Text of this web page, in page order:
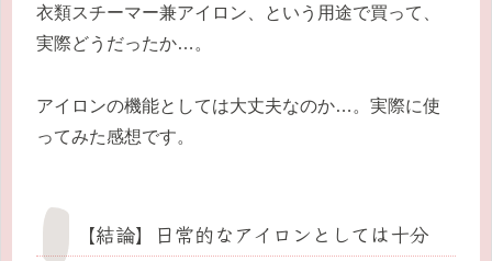
衣類スチーマー兼アイロン、という用途で買って、
実際どうだったか…。
アイロンの機能としては大丈夫なのか…。実際に使
ってみた感想です。
【結論】日常的なアイロンとしては十分